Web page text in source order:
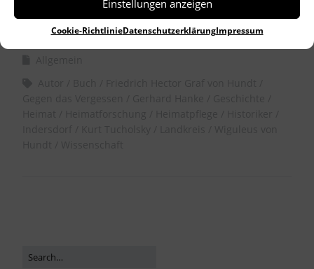
Einstellungen anzeigen
Cookie-RichtlinieDatenschutzerklärungImpressum
byDr. Birgitta Unger-Richter